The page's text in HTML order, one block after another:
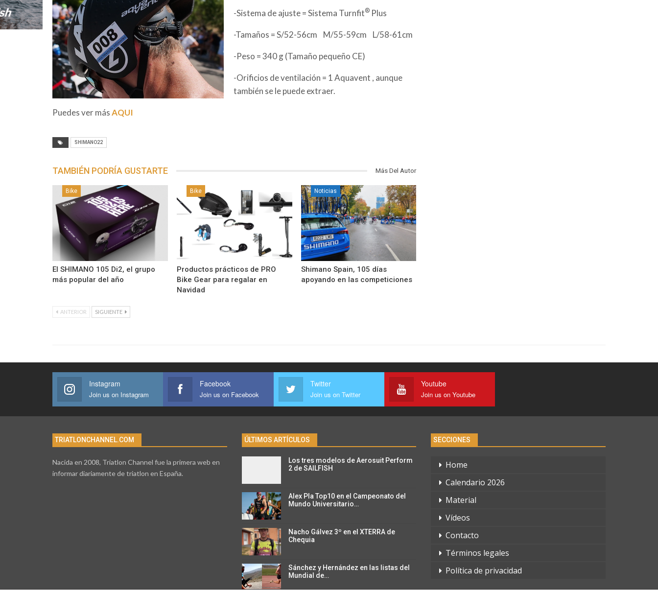
-Sistema de ajuste =Sistema Turnfit® Plus
-Tamaños =S/52-56cm M/55-59cm L/58-61cm
-Peso =340 g (Tamaño pequeño CE)
-Orificios de ventilación = 1 Aquavent , aunque
también se le puede extraer.
Puedes ver másAQUI
SHIMANO22
TAMBIÉN PODRÍA GUSTARTE Más Del Autor
Bike
El SHIMANO 105 Di2, el grupo
más popular del año
Bike
Productos prácticos de PRO
Bike Gear para regalar en
Navidad
Noticias
Shimano Spain, 105 días
apoyando en las competiciones
ANTERIOR SIGUIENTE
Instagram
Join us on Instagram
Facebook
Join us on Facebook
Twitter
Join us on Twitter
Youtube
Join us on Youtube
TRIATLONCHANNEL.COM
Nacida en 2008, Triatlon Channel fue la primera web en
informar diariamente de triatlon en España.
ÚLTIMOS ARTÍCULOS
Los tres modelos de Aerosuit Perform
2 de SAILFISH
Alex Pla Top10 en el Campeonato del
Mundo Universitario…
Nacho Gálvez 3º en el XTERRA de
Chequia
Sánchez y Hernández en las listas del
Mundial de…
SECCIONES
Home
Calendario 2026
Material
Vídeos
Contacto
Términos legales
Política de privacidad